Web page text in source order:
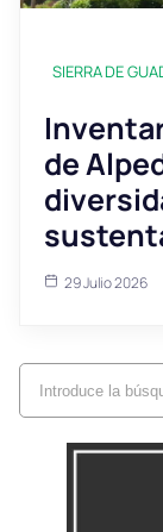
SIERRA DE
de
29 Julio 2026